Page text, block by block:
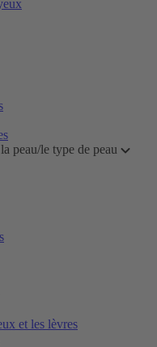
peau/le type de peau
et les lèvres